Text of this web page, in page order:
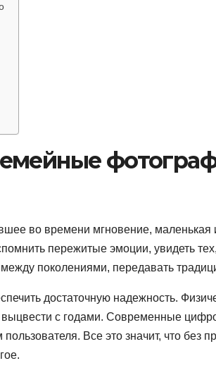
во времени мгновение, маленькая
пережитые эмоции, увидеть тех,
поколениями, передавать
достаточную надежность.
выцвести с годами. Современные
Все это значит, что без